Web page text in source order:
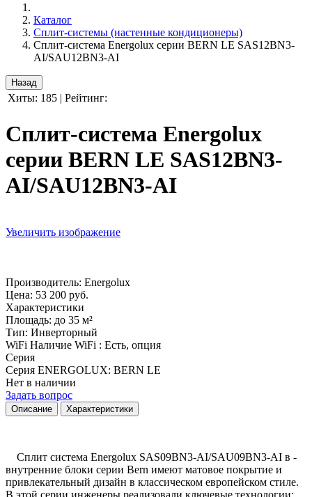
Каталог
Сплит-системы (настенные кондиционеры)
Сплит-система Energolux серии BERN LE SAS12BN3-
AI/SAU12BN3-AI
Хиты: 185 | Рейтинг:
Сплит-система Energolux
серии BERN LE SAS12BN3-
AI/SAU12BN3-AI
Увеличить изображение
Производитель: Energolux
Цена: 53 200 руб.
Характеристики
Площадь: до 35 м²
Тип: Инверторный
WiFi Наличие WiFi : Есть, опция
Серия
Серия ENERGOLUX: BERN LE
Нет в наличии
Задать вопрос
Описание Характеристики
Сплит система Energolux SAS09BN3-AI/SAU09BN3-AI в -
внутренние блоки серии Bern имеют матовое покрытие и
привлекательный дизайн в классическом европейском стиле.
В этой серии инженеры реализовали ключевые технологии: